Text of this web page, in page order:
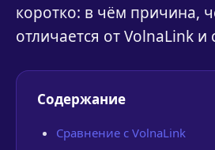
коротко: в чём причина,
отличается от VolnaLink и
Содержание
Сравнение с VolnaLink